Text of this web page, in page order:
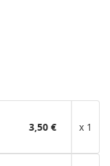
3,50 € x 1